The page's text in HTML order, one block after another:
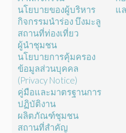
นโยบายของผู้บริหาร
กิจกรรมนำร่อง บึงมะลู
สถานที่ท่องเที่ยว
ผู้นำชุมชน
นโยบายการคุ้มครอง
ข้อมูลส่วนบุคคล
(Privacy Notice)
คู่มือและมาตรฐานการ
ปฏิบัติงาน
ผลิตภัณฑ์ชุมชน
สถานที่สำคัญ
แ